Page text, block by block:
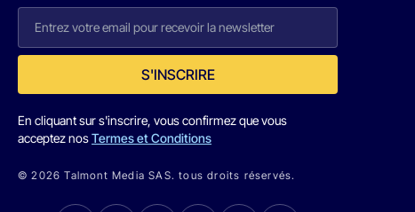
S'INSCRIRE
En cliquant sur s'inscrire, vous confirmez que vous
acceptez nosTermes et Conditions
© 2026 Talmont Media SAS. tous droits réservés.